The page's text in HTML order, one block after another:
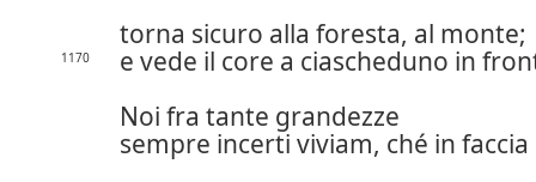
torna sicuro alla foresta, al monte;
1170
e vede il core a ciascheduno in
Noi fra tante grandezze
sempre incerti viviam, ché in faccia